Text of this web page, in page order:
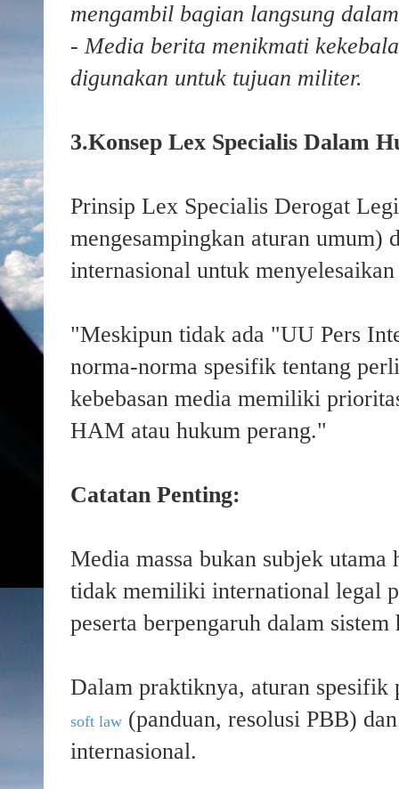
mengambil bagian langsung
- Media berita menikmati
digunakan untuk tujuan militer.
3.Konsep Lex Specialis Dalam
Prinsip Lex Specialis Derogat
mengesampingkan aturan umum)
internasional untuk
"Meskipun tidak ada "UU Pers
norma-norma spesifik tentang
kebebasan media memiliki
HAM atau hukum perang."
Catatan Penting:
Media massa bukan subjek
tidak memiliki international legal
peserta berpengaruh dalam
Dalam praktiknya, aturan
soft law (panduan, resolusi PBB)
internasional.